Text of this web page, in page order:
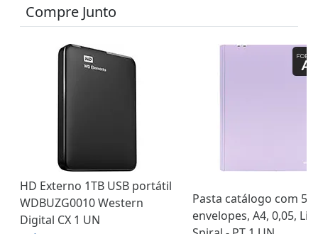
Compre Junto
HD Externo 1TB USB portátil
WDBUZG0010 Western
Digital CX 1 UN
Pasta catálogo com 50
envelopes, A4, 0,05,